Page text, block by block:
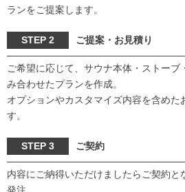
ランをご提案します。
STEP 2 ご提案・お見積り
ご希望に応じて、サウナ本体・ストーブ
み合わせたプランを作成。
オプションやカスタマイズ内容を含めた
す。
STEP 3 ご契約
内容にご納得いただけましたらご契約と